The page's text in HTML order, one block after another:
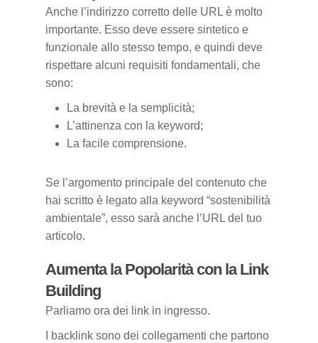
Anche l’indirizzo corretto delle URL è molto
importante. Esso deve essere sintetico e
funzionale allo stesso tempo, e quindi deve
rispettare alcuni requisiti fondamentali, che
sono:
La brevità e la semplicità;
L’attinenza con la keyword;
La facile comprensione.
Se l’argomento principale del contenuto che
hai scritto è legato alla keyword “sostenibilità
ambientale”, esso sarà anche l’URL del tuo
articolo.
Aumenta la Popolarità con la Link
Building
Parliamo ora dei link in ingresso.
I backlink sono dei collegamenti che partono